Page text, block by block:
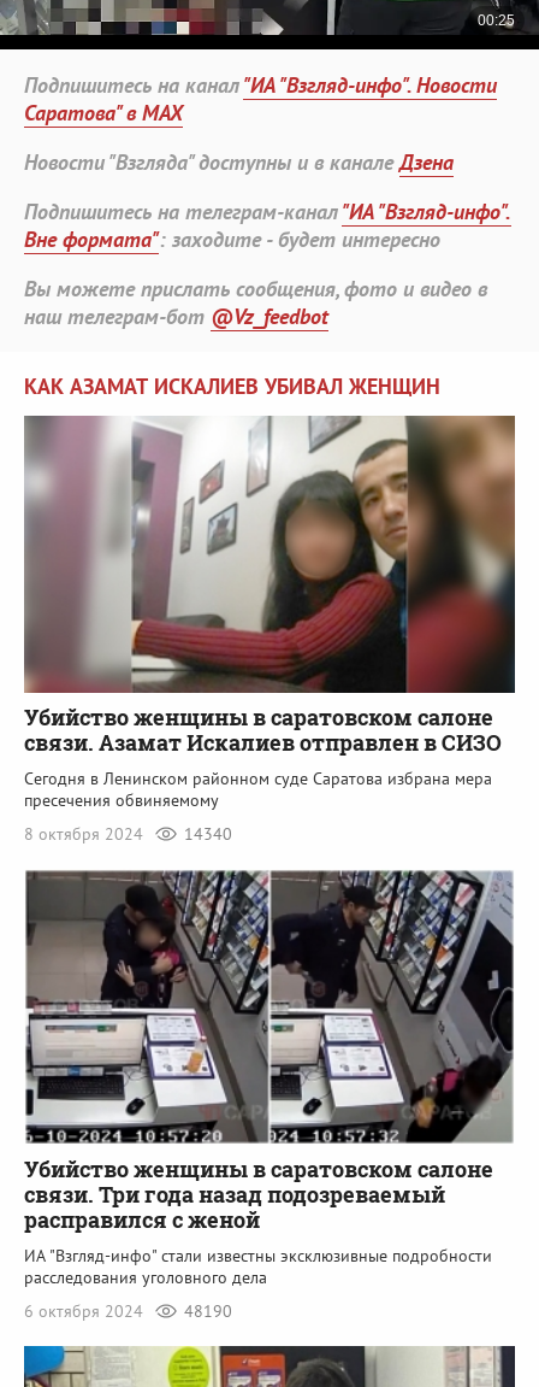
Подпишитесь на канал"ИА "Взгляд-инфо". Новости
Саратова" в MAX
Новости "Взгляда" доступны и в каналеДзена
Подпишитесь на телеграм-канал"ИА "Взгляд-инфо".
Вне формата": заходите - будет интересно
Вы можете прислать сообщения, фото и видео в
наш телеграм-бот @Vz_feedbot
КАК АЗАМАТ ИСКАЛИЕВ УБИВАЛ ЖЕНЩИН
Убийство женщины в саратовском салоне
связи. Азамат Искалиев отправлен в СИЗО
Сегодня в Ленинском районном суде Саратова избрана мера
пресечения обвиняемому
8 октября 2024
14340
Убийство женщины в саратовском салоне
связи. Три года назад подозреваемый
расправился с женой
ИА "Взгляд-инфо" стали известны эксклюзивные подробности
расследования уголовного дела
6 октября 2024
48190